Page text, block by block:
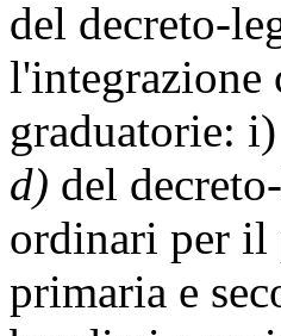
del decreto-
l'integrazione
graduatorie:
d) del
ordinari per il
primaria e